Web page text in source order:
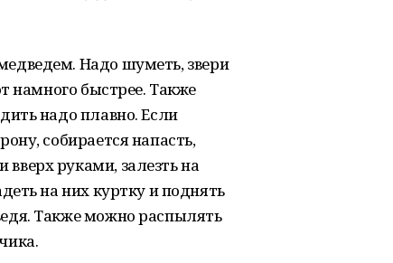
Надо шуметь, звери
намного быстрее. Также
надо плавно. Если
собирается напасть,
руками, залезть на
на них куртку и поднять
Также можно распылять